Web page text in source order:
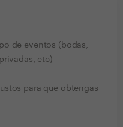
de eventos (bodas,
etc)
para que obtengas